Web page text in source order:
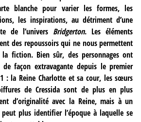
blanche pour varier les formes, les
les inspirations, au détriment d’une
de l’univers Bridgerton. Les éléments
des repoussoirs qui ne nous permettent
fiction. Bien sûr, des personnages ont
façon extravagante depuis le premier
: la Reine Charlotte et sa cour, les sœurs
de Cressida sont de plus en plus
d’originalité avec la Reine, mais à un
plus identifier l’époque à laquelle se